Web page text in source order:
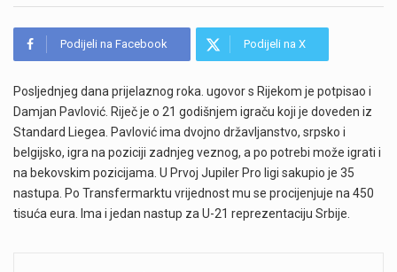
Podijeli na Facebook Podijeli na X
Posljednjeg dana prijelaznog roka. ugovor s Rijekom je potpisao i
Damjan Pavlović. Riječ je o 21 godišnjem igraču koji je doveden iz
Standard Liegea. Pavlović ima dvojno državljanstvo, srpsko i
belgijsko, igra na poziciji zadnjeg veznog, a po potrebi može igrati i
na bekovskim pozicijama. U Prvoj Jupiler Pro ligi sakupio je 35
nastupa. Po Transfermarktu vrijednost mu se procijenjuje na 450
tisuća eura. Ima i jedan nastup za U-21 reprezentaciju Srbije.